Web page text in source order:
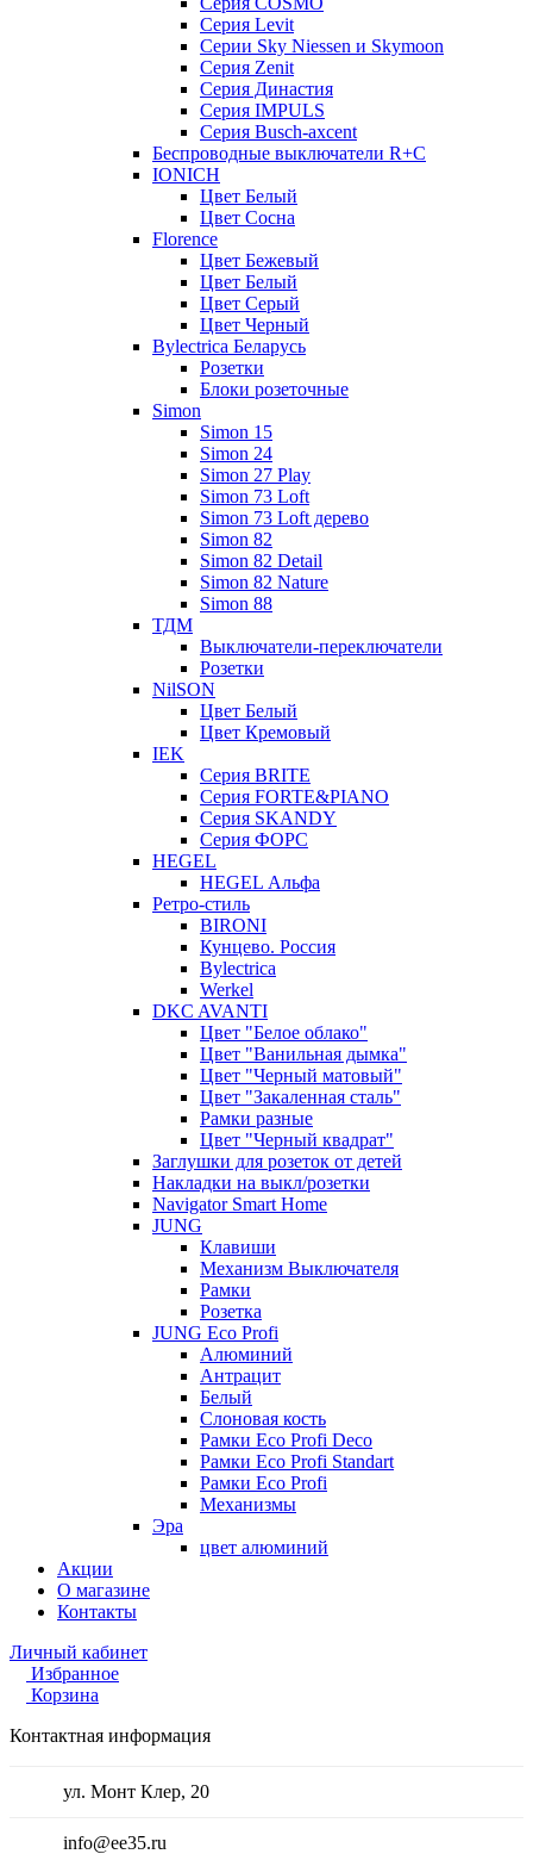
Серия Lеvit
Серии Sky Niessen и Skymoon
Серия Zenit
Серия Династия
Серия IMPULS
Серия Вusch-axcent
Беспроводные выключатели R+C
IONICH
Цвет Белый
Цвет Сосна
Florence
Цвет Бежевый
Цвет Белый
Цвет Серый
Цвет Черный
Bylectrica Беларусь
Розетки
Блоки розеточные
Simon
Simon 15
Simon 24
Simon 27 Play
Simon 73 Loft
Simon 73 Loft дерево
Simon 82
Simon 82 Detail
Simon 82 Nature
Simon 88
ТДМ
Выключатели-переключатели
Розетки
NilSON
Цвет Белый
Цвет Кремовый
IEK
Серия BRITE
Серия FORTE&PIANO
Серия SKANDY
Серия ФОРС
HEGEL
HEGEL Альфа
Ретро-стиль
BIRONI
Кунцево. Россия
Bylectrica
Werkel
DKC AVANTI
Цвет "Белое облако"
Цвет "Ванильная дымка"
Цвет "Черный матовый"
Цвет "Закаленная сталь"
Рамки разные
Цвет "Черный квадрат"
Заглушки для розеток от детей
Накладки на выкл/розетки
Navigator Smart Home
JUNG
Клавиши
Механизм Выключателя
Рамки
Розетка
JUNG Eco Profi
Алюминий
Антрацит
Белый
Слоновая кость
Рамки Eco Profi Deco
Рамки Eco Profi Standart
Рамки Eco Profi
Механизмы
Эра
цвет алюминий
Акции
О магазине
Контакты
Личный кабинет
Избранное
Корзина
Контактная информация
ул. Монт Клер, 20
info@ee35.ru